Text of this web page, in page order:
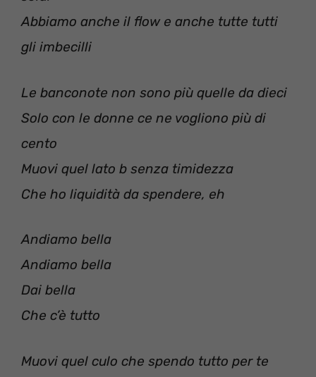
Abbiamo anche il flow e anche tutte tutti
gli imbecilli
Le banconote non sono più quelle da dieci
Solo con le donne ce ne vogliono più di
cento
Muovi quel lato b senza timidezza
Che ho liquidità da spendere, eh
Andiamo bella
Andiamo bella
Dai bella
Che c’è tutto
Muovi quel culo che spendo tutto per te